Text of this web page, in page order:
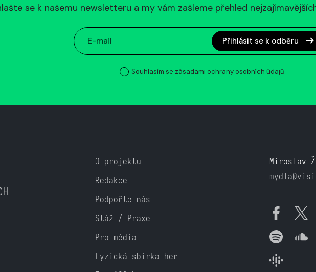
se k našemu newsletteru a my vám zašleme přehled
Přihlásit se k odběru
Souhlasím se zásadami ochrany osobních údajů
O projektu
Redakce
Podpořte nás
Stáž / Praxe
Pro média
Fyzická sbírka her
Miroslav